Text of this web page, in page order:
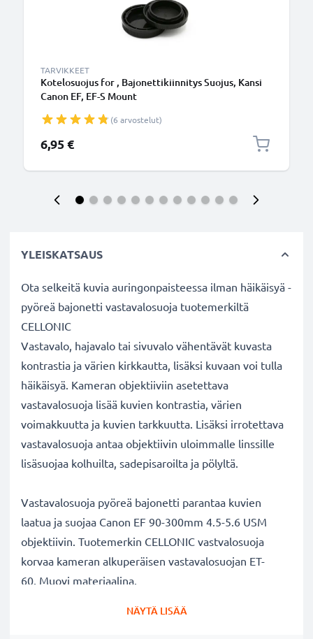
TARVIKKEET
Kotelosuojus for , Bajonettikiinnitys Suojus, Kansi
Canon EF, EF-S Mount
(6 arvostelut)
6,95 €
YLEISKATSAUS
Ota selkeitä kuvia auringonpaisteessa ilman häikäisyä -
pyöreä bajonetti vastavalosuoja tuotemerkiltä
CELLONIC
Vastavalo, hajavalo tai sivuvalo vähentävät kuvasta
kontrastia ja värien kirkkautta, lisäksi kuvaan voi tulla
häikäisyä. Kameran objektiiviin asetettava
vastavalosuoja lisää kuvien kontrastia, värien
voimakkuutta ja kuvien tarkkuutta. Lisäksi irrotettava
vastavalosuoja antaa objektiivin uloimmalle linssille
lisäsuojaa kolhuilta, sadepisaroilta ja pölyltä.
Vastavalosuoja pyöreä bajonetti parantaa kuvien
laatua ja suojaa Canon EF 90-300mm 4.5-5.6 USM
objektiivin. Tuotemerkin CELLONIC vastvalosuoja
korvaa kameran alkuperäisen vastavalosuojan ET-
60. Muovi materiaalina.
NÄYTÄ LISÄÄ